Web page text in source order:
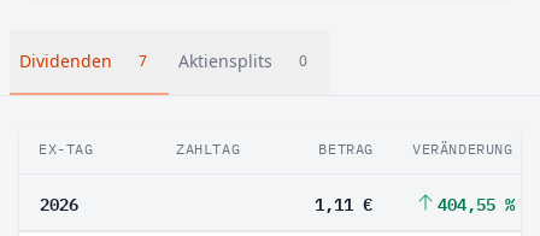
Dividenden 7 Aktiensplits 0
EX-TAG ZAHLTAG BETRAG VERÄNDERUNG
2026 1,11 € 404,55 %